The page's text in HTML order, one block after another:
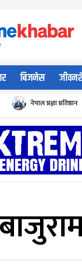
बिजनेस
नेपाल प्रज्ञा प्रतिष्ठान